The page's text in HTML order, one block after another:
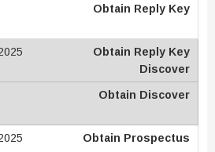
Obtain Reply Key
Obtain Reply Key
Discover
Obtain Discover
Obtain Prospectus